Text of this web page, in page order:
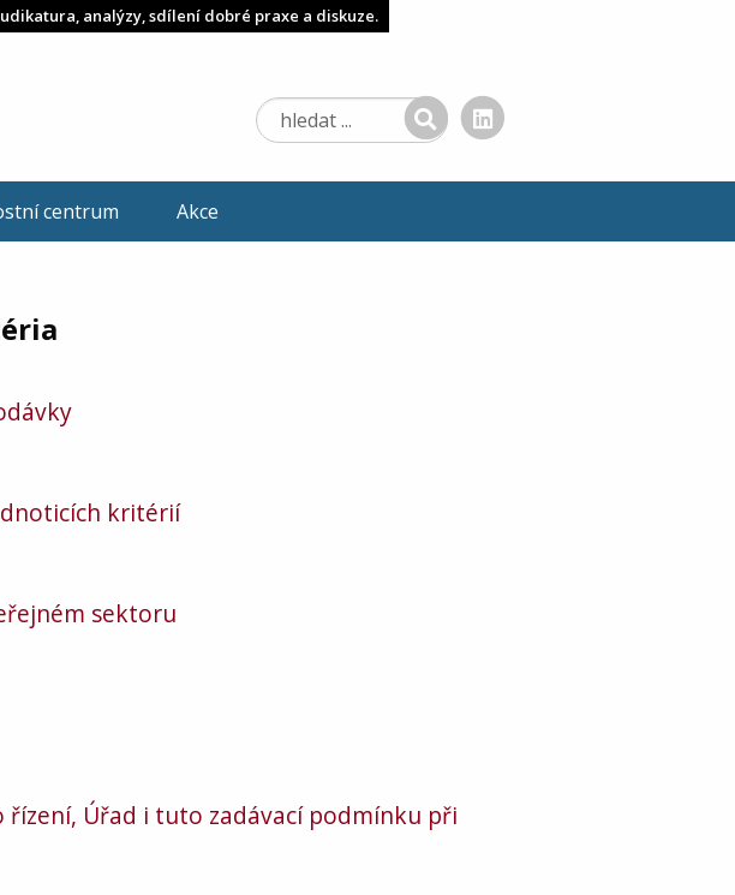
analýzy, sdílení dobré praxe a diskuze.
centrum Akce
kritérií
sektoru
Úřad i tuto zadávací podmínku při